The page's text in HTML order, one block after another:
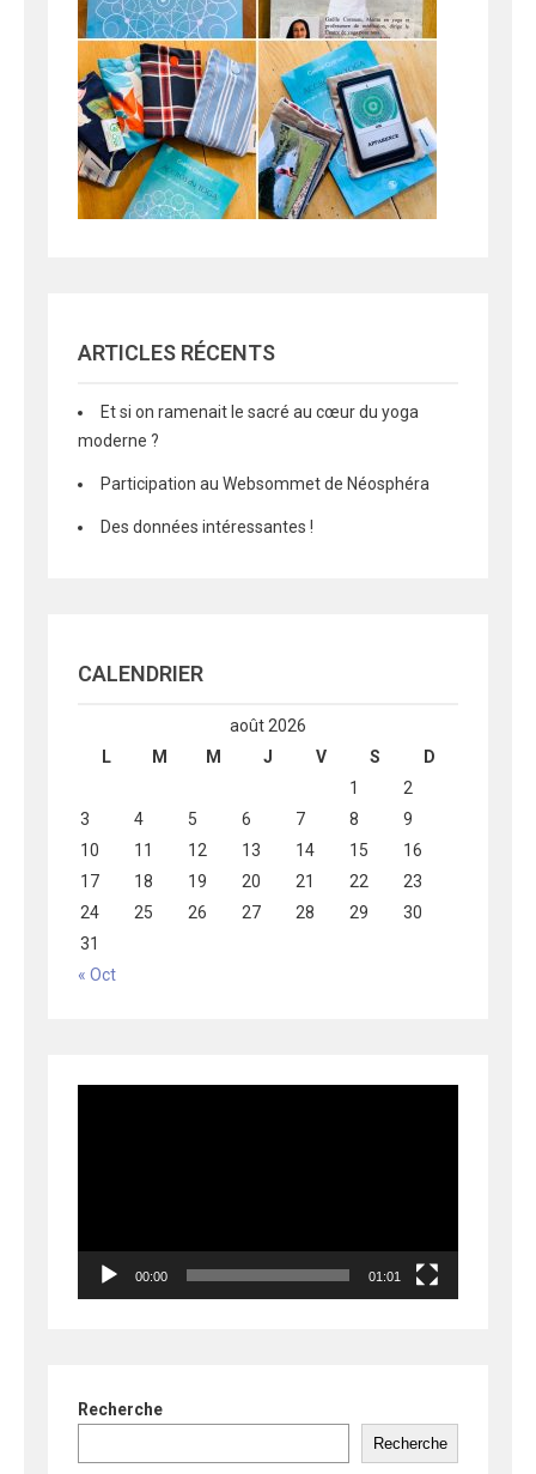
ARTICLES RÉCENTS
Et si on ramenait le sacré au cœur du yoga
moderne ?
Participation au Websommet de Néosphéra
Des données intéressantes !
CALENDRIER
août 2026
L
M M J V S
D
1
2
3
4 5 6 7 8
9
10
11 12 13 14 15
16
17
18 19 20 21 22
23
24
25 26 27 28 29
30
31
« Oct
00:00 01:01
Recherche
Recherche